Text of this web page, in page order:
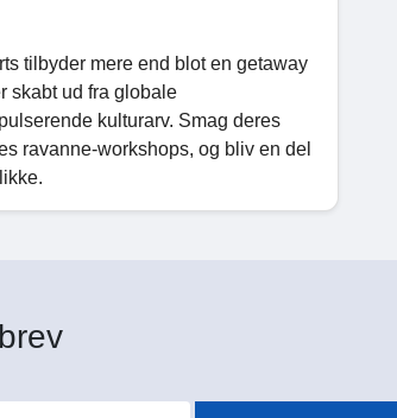
tilbyder mere end blot en getaway
skabt ud fra globale
kulturarv. Smag deres
ravanne-workshops, og bliv en del